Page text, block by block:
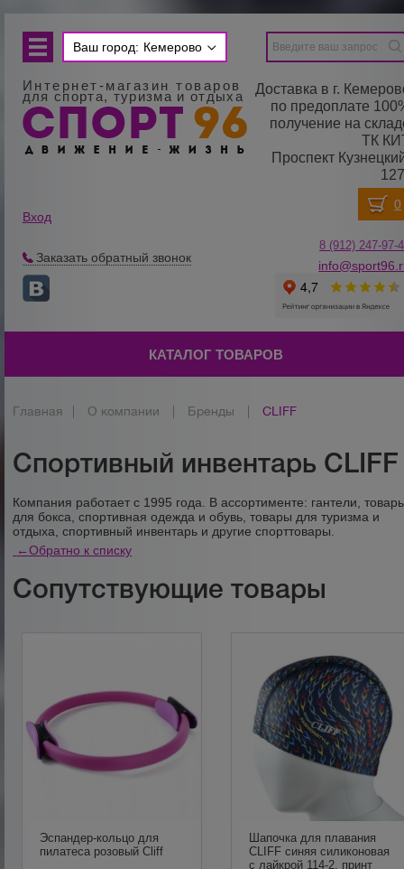
Ваш город: Кемерово
Интернет-магазин товаров
для спорта, туризма и отдыха
Доставка в г.
по предоплате
получение на
ТК
Проспект
Вход
Заказать обратный звонок
8 (912) 247-97-
КАТАЛОГ ТОВАРОВ
Главная О компании Бренды CLIFF
Спортивный инвентарь CLIFF
Компания работает с 1995 года. В ассортименте: гантели,
для бокса, спортивная одежда и обувь, товары для туризма и
отдыха, спортивный инвентарь и другие спорттовары.
←Обратно к списку
Сопутствующие товары
Эспандер-кольцо для
пилатеса розовый Cliff
Шапочка для плавания
CLIFF синяя силиконовая
с лайкрой 114-2, принт